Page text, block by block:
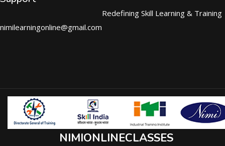
nimilearningonline@gmail.com
Redefining Skill Learning & Training
NIMIONLINECLASSES